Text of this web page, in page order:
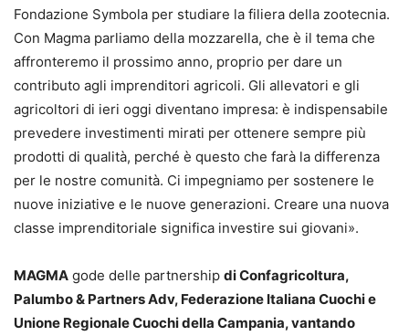
Fondazione Symbola per studiare la filiera della zootecnia.
Con Magma parliamo della mozzarella, che è il tema che
affronteremo il prossimo anno, proprio per dare un
contributo agli imprenditori agricoli. Gli allevatori e gli
agricoltori di ieri oggi diventano impresa: è indispensabile
prevedere investimenti mirati per ottenere sempre più
prodotti di qualità, perché è questo che farà la differenza
per le nostre comunità. Ci impegniamo per sostenere le
nuove iniziative e le nuove generazioni. Creare una nuova
classe imprenditoriale significa investire sui giovani».
MAGMA gode delle partnership di Confagricoltura,
Palumbo & Partners Adv, Federazione Italiana Cuochi e
Unione Regionale Cuochi della Campania, vantando